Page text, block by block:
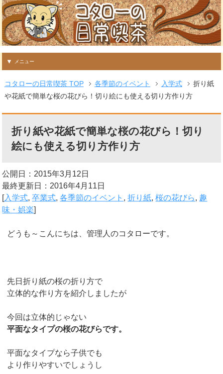
メニュー
コタローの日常喫茶 TOP 各季節のイベント 入学式
折り紙
や花紙で簡単な桜の花びら！切り絵にも使える切り方作り方
折り紙や花紙で簡単な桜の花びら！切り
絵にも使える切り方作り方
公開日：2015年3月12日
最終更新日：2016年4月11日
[入学式,卒業式,各季節のイベント ,折り紙,桜の花びら, 趣
味・娯楽]
どうも～こんにちは、管理人のコタローです。
先日折り紙の桜の折り方で
立体的な作り方を紹介しましたが
今回は立体的じゃない
平面なタイプの桜の花びらです。
平面なタイプなら子供でも
より作りやすいでしょうし